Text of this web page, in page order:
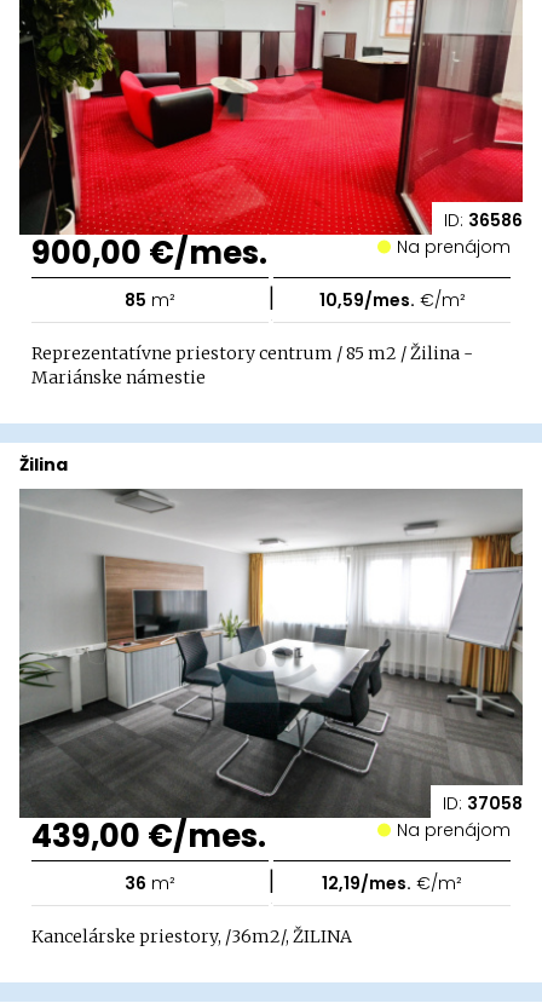
ID: 36586
900,00 €/mes. Na prenájom
85 m² | 10,59/mes. €/m²
Reprezentatívne priestory centrum / 85 m2 / Žilina -
Mariánske námestie
ID: 37058
Žilina
439,00 €/mes. Na prenájom
36 m² | 12,19/mes. €/m²
Kancelárske priestory, /36m2/, ŽILINA